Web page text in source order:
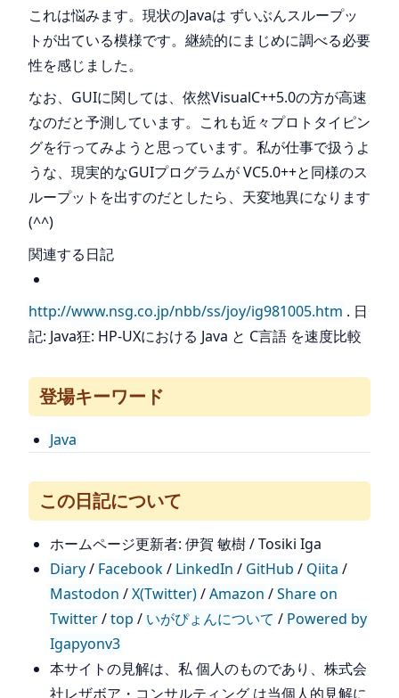
これは悩みます。現状のJavaは ずいぶんスループッ
トが出ている模様です。継続的にまじめに調べる必要
性を感じました。
なお、GUIに関しては、依然VisualC++5.0の方が高速
なのだと予測しています。これも近々プロトタイピン
グを行ってみようと思っています。私が仕事で扱うよ
うな、現実的なGUIプログラムが VC5.0++と同様のス
ループットを出すのだとしたら、天変地異になります
(^^)
関連する日記
http://www.nsg.co.jp/nbb/ss/joy/ig981005.htm . 日
記: Java狂: HP-UXにおける Java と C言語 を速度比較
登場キーワード
Java
この日記について
ホームページ更新者: 伊賀 敏樹 / Tosiki Iga
Diary/ Facebook/ LinkedIn / GitHub / Qiita /
Mastodon /X(Twitter)/Amazon /Share on
Twitter/top / いがぴょんについて / Powered by
Igapyonv3
本サイトの見解は、私 個人のものであり、株式会
社レザボア・コンサルティング は当個人的見解に